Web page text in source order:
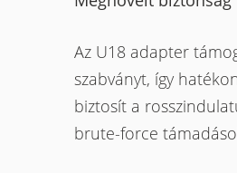
Az U18 adapter
szabványt, így
biztosít a
brute-force